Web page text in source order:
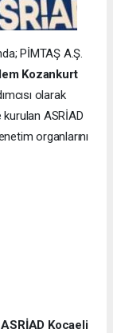
PİMTAŞ A.Ş.
Kozankurt
olarak
ASRİAD
organlarını
ASRİAD Kocaeli